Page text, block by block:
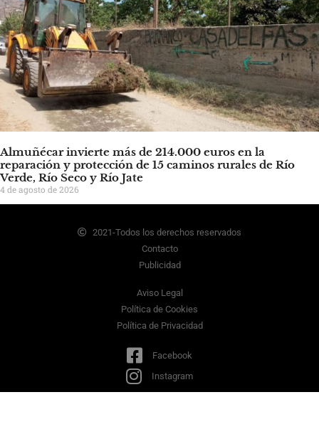
Almuñécar invierte más de 214.000 euros en la
reparación y protección de 15 caminos rurales de Río
Verde, Río Seco y Río Jate
4 de agosto de 2026
2021-Todos los derechos reservados
Contacto
Publicidad
Aviso Legal
Política de Cookies
Política de Privacidad
Facebook
Instagram